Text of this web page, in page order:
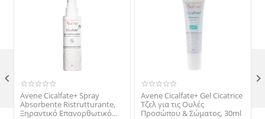
Avene Cicalfate+ Spray
Absorbente Ristrutturante,
Ξηραντικό Επανορθωτικό
Avene Cicalfate+ Gel Cicatrice
Τζελ για τις Ουλές
Προσώπου & Σώματος, 30ml
 